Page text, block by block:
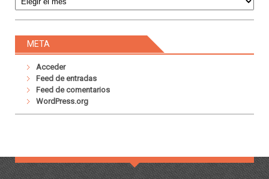
META
Acceder
Feed de entradas
Feed de comentarios
WordPress.org